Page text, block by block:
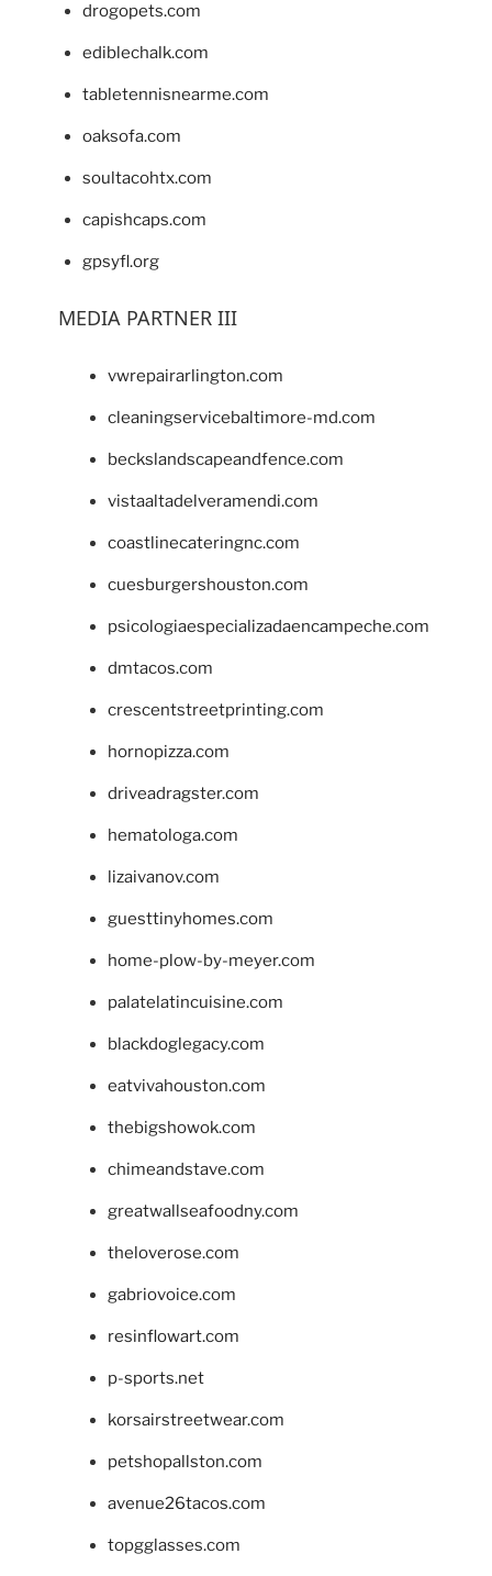
drogopets.com
ediblechalk.com
tabletennisnearme.com
oaksofa.com
soultacohtx.com
capishcaps.com
gpsyfl.org
MEDIA PARTNER III
vwrepairarlington.com
cleaningservicebaltimore-md.com
beckslandscapeandfence.com
vistaaltadelveramendi.com
coastlinecateringnc.com
cuesburgershouston.com
psicologiaespecializadaencampeche.com
dmtacos.com
crescentstreetprinting.com
hornopizza.com
driveadragster.com
hematologa.com
lizaivanov.com
guesttinyhomes.com
home-plow-by-meyer.com
palatelatincuisine.com
blackdoglegacy.com
eatvivahouston.com
thebigshowok.com
chimeandstave.com
greatwallseafoodny.com
theloverose.com
gabriovoice.com
resinflowart.com
p-sports.net
korsairstreetwear.com
petshopallston.com
avenue26tacos.com
topgglasses.com